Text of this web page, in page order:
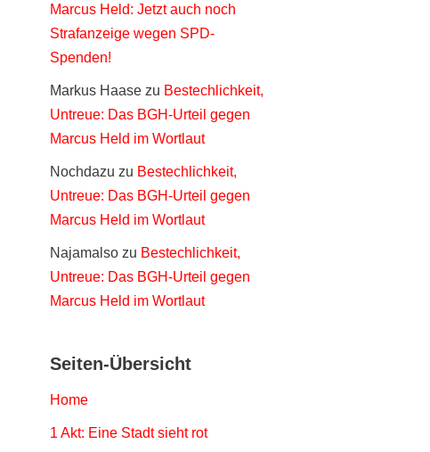
Marcus Held: Jetzt auch noch
Strafanzeige wegen SPD-
Spenden!
Markus Haase zu Bestechlichkeit,
Untreue: Das BGH-Urteil gegen
Marcus Held im Wortlaut
Nochdazu zu Bestechlichkeit,
Untreue: Das BGH-Urteil gegen
Marcus Held im Wortlaut
Najamalso zu Bestechlichkeit,
Untreue: Das BGH-Urteil gegen
Marcus Held im Wortlaut
Seiten-Übersicht
Home
1 Akt: Eine Stadt sieht rot